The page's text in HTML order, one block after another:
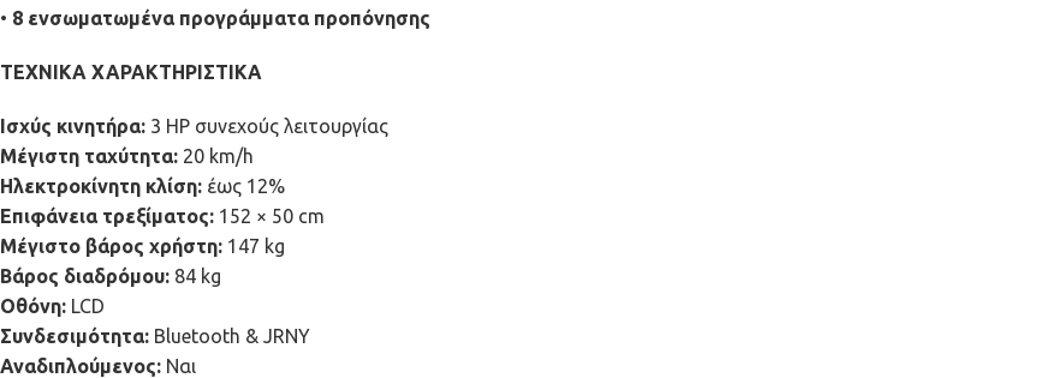
• 8 ενσωματωμένα προγράμματα προπόνησης
ΤΕΧΝΙΚΑ ΧΑΡΑΚΤΗΡΙΣΤΙΚΑ
Ισχύς κινητήρα: 3 HP συνεχούς λειτουργίας
Μέγιστη ταχύτητα: 20 km/h
Ηλεκτροκίνητη κλίση: έως 12%
Επιφάνεια τρεξίματος: 152 × 50 cm
Μέγιστο βάρος χρήστη: 147 kg
Βάρος διαδρόμου: 84 kg
Οθόνη: LCD
Συνδεσιμότητα: Bluetooth & JRNY
Αναδιπλούμενος: Ναι